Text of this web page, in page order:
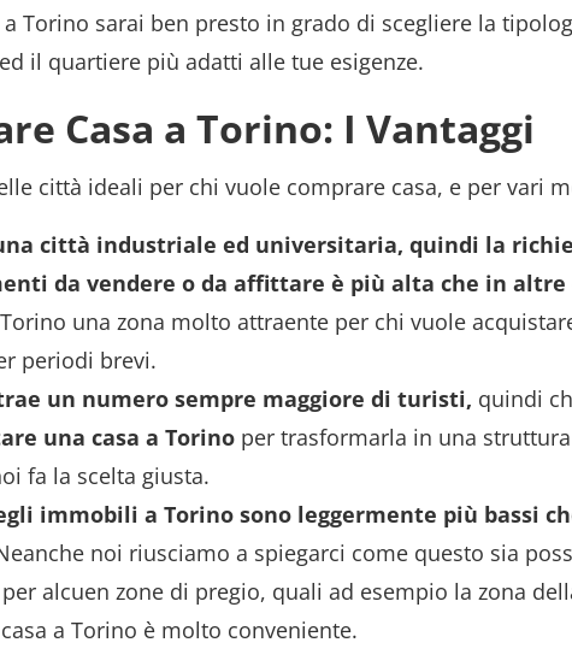
Torino sarai ben presto in grado di scegliere la
il quartiere più adatti alle tue esigenze.
Casa a Torino: I Vantaggi
città ideali per chi vuole comprare casa, e per vari
città industriale ed universitaria, quindi la
da vendere o da affittare è più alta che in
una zona molto attraente per chi vuole
periodi brevi.
un numero sempre maggiore di turisti, quindi
una casa a Torino per trasformarla in una
fa la scelta giusta.
immobili a Torino sono leggermente più bassi
noi riusciamo a spiegarci come questo sia
alcuen zone di pregio, quali ad esempio la zona
a Torino è molto conveniente.